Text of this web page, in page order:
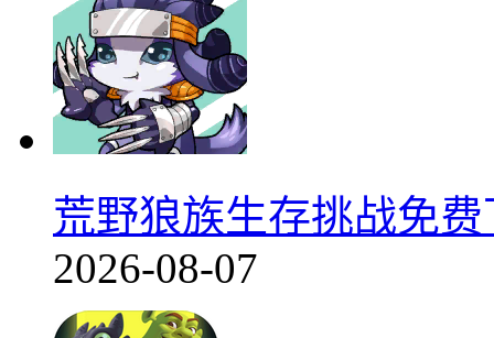
荒野狼族生存挑战免
2026-08-07